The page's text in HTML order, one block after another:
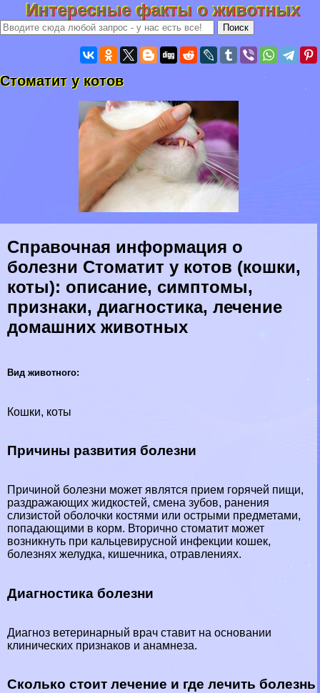
Интересные факты о животных
Стоматит у котов
Справочная информация о
болезни Стоматит у котов (кошки,
коты): описание, симптомы,
признаки, диагностика, лечение
домашних животных
Вид животного:
Кошки, коты
Причины развития болезни
Причиной болезни может являтся прием горячей пищи,
раздражающих жидкостей, смена зубов, ранения
слизистой оболочки костями или острыми предметами,
попадающими в корм. Вторично стоматит может
возникнуть при кальцевирусной инфекции кошек,
болезнях желудка, кишечника, отравлениях.
Диагностика болезни
Диагноз ветеринарный врач ставит на основании
клинических признаков и анамнеза.
Сколько стоит лечение и где лечить болезнь